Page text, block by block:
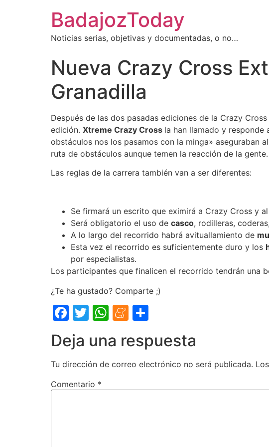
BadajozToday
Noticias serias, objetivas y documentadas, o no…
Nueva Crazy Cross
Granadilla
Después de las dos pasadas ediciones de la Crazy
edición. Xtreme Crazy Cross la han llamado y responde
obstáculos nos los pasamos con la minga» aseguraban
ruta de obstáculos aunque temen la reacción de la
Las reglas de la carrera también van a ser diferentes:
Se firmará un escrito que eximirá a Crazy Cross y
Será obligatorio el uso de casco, rodilleras,
A lo largo del recorrido habrá avituallamiento de
Esta vez el recorrido es suficientemente duro y los
por especialistas.
Los participantes que finalicen el recorrido tendrán una
¿Te ha gustado? Comparte ;)
Facebook
Twitter
WhatsApp
Meneame
Deja una respuesta
Tu dirección de correo electrónico no será publicada.
Comentario *